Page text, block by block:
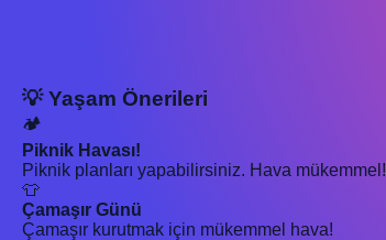
💡 Yaşam Önerileri
🏕️
Piknik Havası!
Piknik planları yapabilirsiniz. Hava mükemmel!
👕
Çamaşır Günü
Çamaşır kurutmak için mükemmel hava!